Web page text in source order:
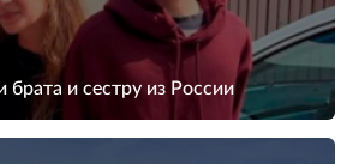
брата и сестру из России